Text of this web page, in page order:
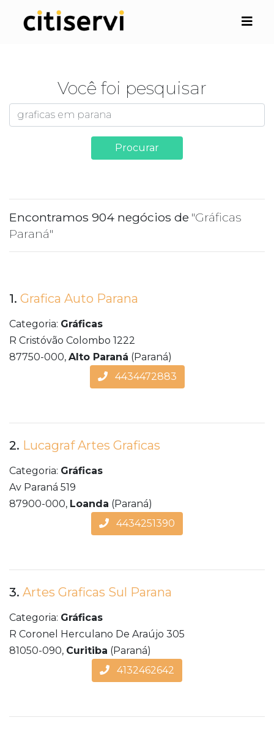
Você foi pesquisar
Procurar
Encontramos 904 negócios de "Gráficas
Paraná"
1. Grafica Auto Parana
Categoria: Gráficas
R Cristóvão Colombo 1222
87750-000, Alto Paraná (Paraná)
4434472883
2. Lucagraf Artes Graficas
Categoria: Gráficas
Av Paraná 519
87900-000, Loanda (Paraná)
4434251390
3. Artes Graficas Sul Parana
Categoria: Gráficas
R Coronel Herculano De Araújo 305
81050-090, Curitiba (Paraná)
4132462642